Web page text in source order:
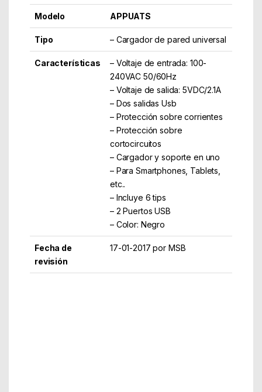
Modelo APPUATS
Tipo – Cargador de pared universal
Características
– Voltaje de entrada: 100-
240VAC 50/60Hz
– Voltaje de salida: 5VDC/2.1A
– Dos salidas Usb
– Protección sobre corrientes
– Protección sobre
cortocircuitos
– Cargador y soporte en uno
– Para Smartphones, Tablets,
etc..
– Incluye 6 tips
– 2 Puertos USB
– Color: Negro
Fecha de
revisión
17-01-2017 por MSB